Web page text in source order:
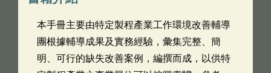
本手冊主要由特定製程產業工作環境改善輔導
團根據輔導成果及實務經驗，彙集完整、簡
明、可行的缺失改善案例，編撰而成，以供特